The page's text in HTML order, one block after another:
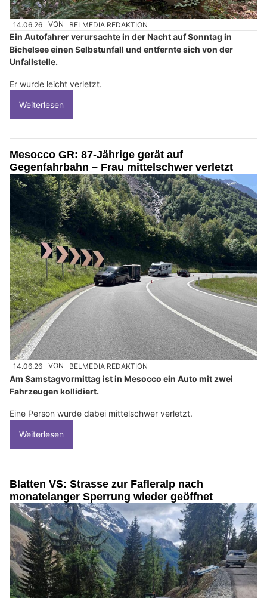
14.06.26 VON BELMEDIA REDAKTION
Ein Autofahrer verursachte in der Nacht auf Sonntag in
Bichelsee einen Selbstunfall und entfernte sich von der
Unfallstelle.
Er wurde leicht verletzt.
Weiterlesen
Mesocco GR: 87-Jährige gerät auf
Gegenfahrbahn – Frau mittelschwer verletzt
14.06.26 VON BELMEDIA REDAKTION
Am Samstagvormittag ist in Mesocco ein Auto mit zwei
Fahrzeugen kollidiert.
Eine Person wurde dabei mittelschwer verletzt.
Weiterlesen
Blatten VS: Strasse zur Fafleralp nach
monatelanger Sperrung wieder geöffnet